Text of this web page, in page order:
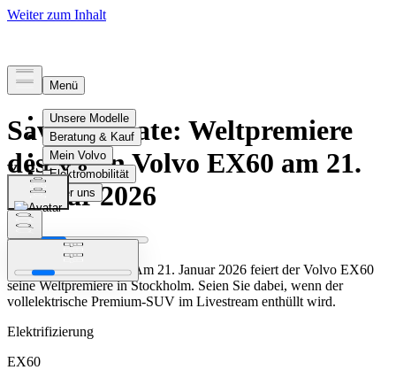
Nachrichten
Save the Date: Weltpremiere
des neuen Volvo EX60 am 21.
Januar 2026
Der Countdown läuft: Am 21. Januar 2026 feiert der Volvo EX60
seine Weltpremiere in Stockholm. Seien Sie dabei, wenn der
vollelektrische Premium-SUV im Livestream enthüllt wird.
Elektrifizierung
EX60